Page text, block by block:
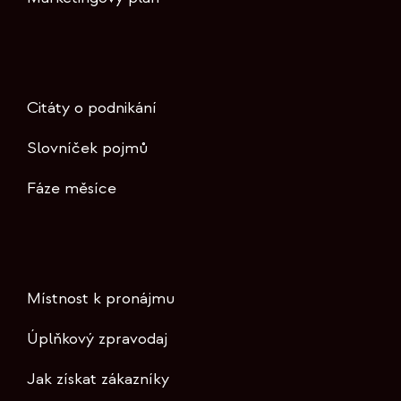
Citáty o podnikání
Slovníček pojmů
Fáze měsíce
Místnost k pronájmu
Úplňkový zpravodaj
Jak získat zákazníky